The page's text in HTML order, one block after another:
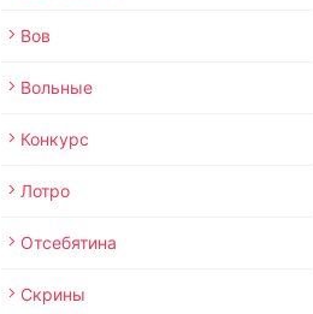
Вов
Вольные
Конкурс
Лотро
Отсебятина
Скрины